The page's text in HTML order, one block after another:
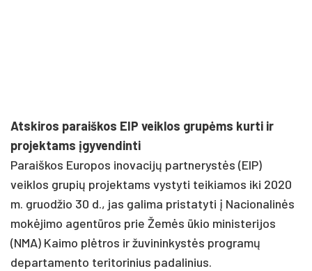
Atskiros paraiškos EIP veiklos grupėms kurti ir
projektams įgyvendinti
Paraiškos Europos inovacijų partnerystės (EIP)
veiklos grupių projektams vystyti teikiamos iki 2020
m. gruodžio 30 d., jas galima pristatyti į Nacionalinės
mokėjimo agentūros prie Žemės ūkio ministerijos
(NMA) Kaimo plėtros ir žuvininkystės programų
departamento teritorinius padalinius.